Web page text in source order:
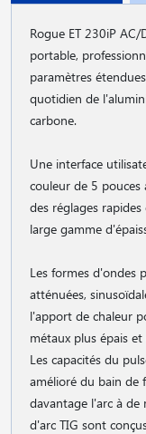
Rogue ET 230iP
portable,
paramètres
quotidien de
carbone.
Une interface
couleur de 5
des réglages
large gamme
Les formes d'ondes
atténuées,
l'apport de chaleur
métaux plus épais
Les capacités du
amélioré du bain de
davantage l'arc à de
d'arc TIG sont